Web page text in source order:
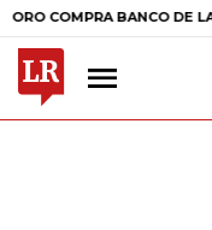
BANCO DE LA